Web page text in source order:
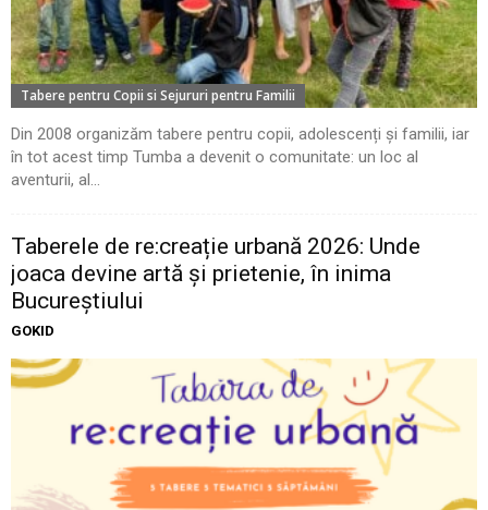
Tabere pentru Copii si Sejururi pentru Familii
Din 2008 organizăm tabere pentru copii, adolescenți și familii, iar
în tot acest timp Tumba a devenit o comunitate: un loc al
aventurii, al...
Taberele de re:creație urbană 2026: Unde
joaca devine artă și prietenie, în inima
Bucureștiului
GOKID